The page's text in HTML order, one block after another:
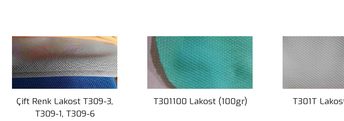
Tecrübe
Çift Renk Lakost T309-3,
T309-1, T309-6
T301100 Lakost (100gr) T301T